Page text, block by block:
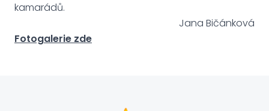
kamarádů.
Jana Bičánková
Fotogalerie zde